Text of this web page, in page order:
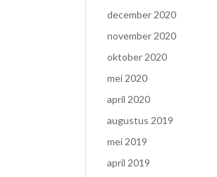
december 2020
november 2020
oktober 2020
mei 2020
april 2020
augustus 2019
mei 2019
april 2019